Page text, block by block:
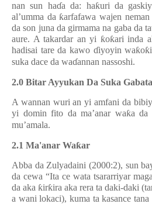
nan sun haɗa da: haƙuri da
al’umma da ƙarfafawa wajen
da son juna da girmama na gaba da
aure. A takardar an yi ƙoƙari inda
hadisai tare da kawo ɗiyoyin waƙoƙ
suka dace da waɗannan nassoshi.
2.0 Bitar Ayyukan Da Suka Gabata
A wannan wuri an yi amfani da
yi domin fito da ma’anar waƙa da
mu’amala.
2.1 Ma'anar Waƙar
Abba da Zulyadaini (2000:2), sun
da cewa “Ita ce wata tsararriyar
da aka ƙirƙira aka rera ta daki-daki
a wani lokaci), kuma ta kasance tana